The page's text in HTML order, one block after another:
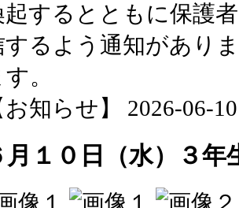
起するとともに保護
するよう通知があり
す。
お知らせ】 2026-06-
月１０日（水）３